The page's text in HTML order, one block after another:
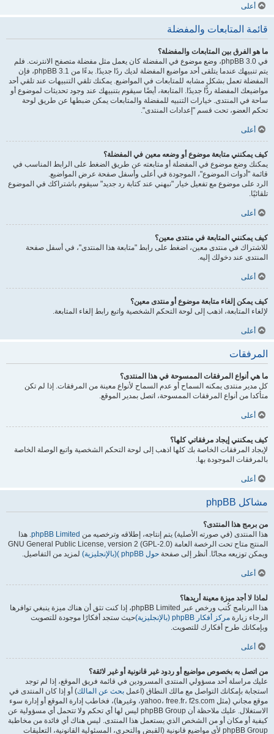
أعلى
قائمة المتابعات والمفضلة
ما هو الفرق بين المتابعات والمفضلة؟
في phpBB 3.0، وضع موضوع في المفضلة كان يعمل مثل مفضلة متصفح الانترنت. فلم
يتم تنبيهك عندما يتلقى أحد مواضيع المفضلة لديك ردًا جديدًا. بدءًا من phpBB 3.1، فإن
المفضلة تعمل بشكل مشابه للمتابعات في المواضيع. يمكنك تلقي التنبيهات عند تلقي أحد
مواضيعك المفضلة ردًّا جديدًا. المتابعة، أيضًا سيقوم بتنبيهك عند وجود تحديثات لموضوع أو
ساحة في المنتدى. خيارات التنبيه للمفضلة والمتابعات يمكن ضبطها عن طريق لوحة
تحكم العضو، تحت قسم "إعدادات المنتدى".
أعلى
كيف يمكنني متابعة موضوع أو وضعه معين في المفضلة؟
يمكنك وضع موضوع في المفضلة أو متابعته عن طريق الضغط على الرابط المناسب في
قائمة "أدوات الموضوع"، الموجودة في أعلى وأسفل صفحة عرض المواضيع.
الرد على موضوع مع تفعيل خيار "نبهني عند كتابة رد جديد" سيقوم باشتراكك في الموضوع
تلقائيًا.
أعلى
كيف يمكنني المتابعة في منتدى معين؟
للاشتراك في منتدى معين، اضغط على رابط "متابعة هذا المنتدى"، في أسفل صفحة
المنتدى عند دخولك إليه.
أعلى
كيف يمكن إلغاء متابعة موضوع أو منتدى معين؟
لإلغاء المتابعة، اذهب إلى لوحة التحكم الشخصية واتبع رابط إلغاء المتابعة.
أعلى
المرفقات
ما هي أنواع المرفقات الممسوحة في هذا المنتدى؟
كل مدير منتدى يمكنه السماح أو عدم السماح لأنواع معينة من المرفقات. إذا لم تكن
متأكدا من أنواع المرفقات الممسوحة، اتصل بمدير الموقع.
أعلى
كيف يمكنني إيجاد مرفقاتي كلها؟
لإيجاد المرفقات الخاصة بك كلها اذهب إلى لوحة التحكم الشخصية واتبع الوصلة الخاصة
بالمرفقات الموجودة بها.
أعلى
مشاكل phpBB
من برمج هذا المنتدى؟
هذا المنتدى (في صورته الأصلية) يتم إنتاجه، إطلاقه وترخصيه من phpBB Limited. هذا
المنتج متاح تحت الرخصة العامة GNU General Public License, version 2 (GPL-2.0)
ويمكن توزيعه مجانًا. أنظر إلى صفحة حول phpBB )(بالإنجليزية) لمزيد من التفاصيل.
أعلى
لماذا لا أجد ميزة معينة أريدها؟
هذا البرنامج كُتب ورخص عبر phpBB Limited، إذا كنت تثق أن هناك ميزة ينبغي توافرها
الرجاء زيارة مركز أفكار phpBB (بالإنجليزية)
حيث ستجد أفكارًا موجودة للتصويت
وبإمكانك طرح أفكارك للتصويت.
أعلى
من اتصل به بخصوص مواضيع أو ردود غير قانونية أو غير لائقة؟
عليك مراسلة أحد مسؤولي المنتدى المسرودين في قائمة فريق الموقع، إذا لم توجد
استجابة بإمكانك التواصل مع مالك النطاق (اعمل بحث عن المالك) أو إذا كان المنتدى في
موقع مجاني (مثل yahoo، free.fr، f2s.com، وغيرها)، فخاطب إدارة الموقع أو إدارة سوء
الاستغلال. عليك ملاحظة أن phpBB Group ليس لها أي تحكم ولا تتحمل أي مسؤولية عن
كيفية أو مكان أو من الشخص الذي يستعمل هذا المنتدى. ليس هناك أي فائدة من مخاطبة
phpBB Group لأي مواضيع قانونية (القبض والتحري، المسئولية القانونية، التعليقات